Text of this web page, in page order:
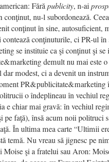
Fărăpublicity, n-ai
conţinut, nu-l subordonează.
conţinut în sine, autosuficient,
conţinuturile, ci PR-ul
se instituie ca şi conţinut şi se
demult nu mai este
dar modest, ci a devenit un
PR&publicitate&marketing
o îndeplineau în vechiul
e chiar mai gravă: în vechiul
pe faţă), însă acum noii politruci
În ultima mea carte “Ultimii
temă. Nu vreau să jignesc pe
şi a fratelui sau Aron: